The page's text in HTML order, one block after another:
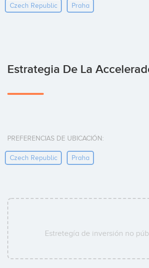
Czech Republic Praha
Estrategia De La
PREFERENCIAS DE UBICACIÓN:
Czech Republic Praha
Estretegía de inversión no